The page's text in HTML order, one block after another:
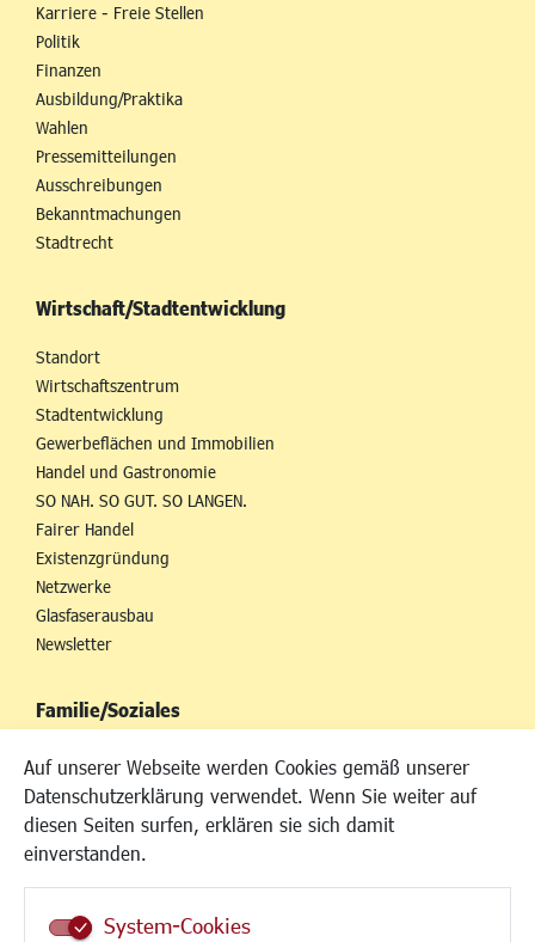
Auf unserer Webseite werden Cookies gemäß unserer
Datenschutzerklärung verwendet. Wenn Sie weiter auf
diesen Seiten surfen, erklären sie sich damit
einverstanden.
System-Cookies
Karriere - Freie Stellen
Politik
Finanzen
Ausbildung/Praktika
Wahlen
Pressemitteilungen
Ausschreibungen
Bekanntmachungen
Stadtrecht
Wirtschaft/Stadtentwicklung
Standort
Wirtschaftszentrum
Stadtentwicklung
Gewerbeflächen und Immobilien
Handel und Gastronomie
SO NAH. SO GUT. SO LANGEN.
Fairer Handel
Existenzgründung
Netzwerke
Glasfaserausbau
Newsletter
Familie/Soziales
Kinderbetreuung
Kinder und Jugend
Institutionen für Familien
Frauen
Schule